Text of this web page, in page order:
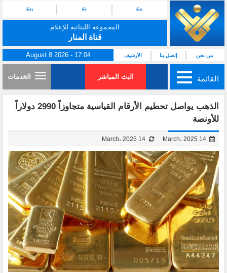
Es
Fr
En
المجموعة اللبنانية للإعلام
قناة المنار
من نحن إتصل بنا الأرشيف August 8 2026 - 17:04
القائمة البث المباشر الخدمات
الذهب يواصل تحطيم الأرقام القياسية متجاوزاً 2990 دولاراً
للأونصة